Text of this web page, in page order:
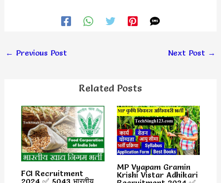
← Previous Post Next Post →
Related Posts
FCI Recruitment
2024 ✅ 5043 भारतीय
MP Vyapam Gramin
Krishi Vistar Adhikari